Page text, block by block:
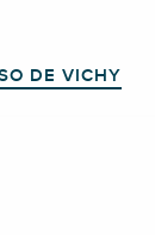
DE VICHY